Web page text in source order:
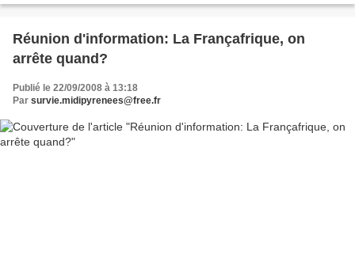
Réunion d'information: La Françafrique, on
arrête quand?
Publié le 22/09/2008 à 13:18
Par survie.midipyrenees@free.fr